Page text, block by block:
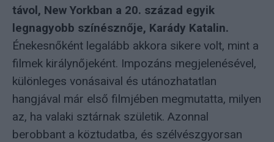
távol, New Yorkban a 20. század egyik
legnagyobb színésznője, Karády Katalin.
Énekesnőként legalább akkora sikere volt, mint a
filmek királynőjeként. Impozáns megjelenésével,
különleges vonásaival és utánozhatatlan
hangjával már első filmjében megmutatta, milyen
az, ha valaki sztárnak születik. Azonnal
berobbant a köztudatba, és szélvészgyorsan